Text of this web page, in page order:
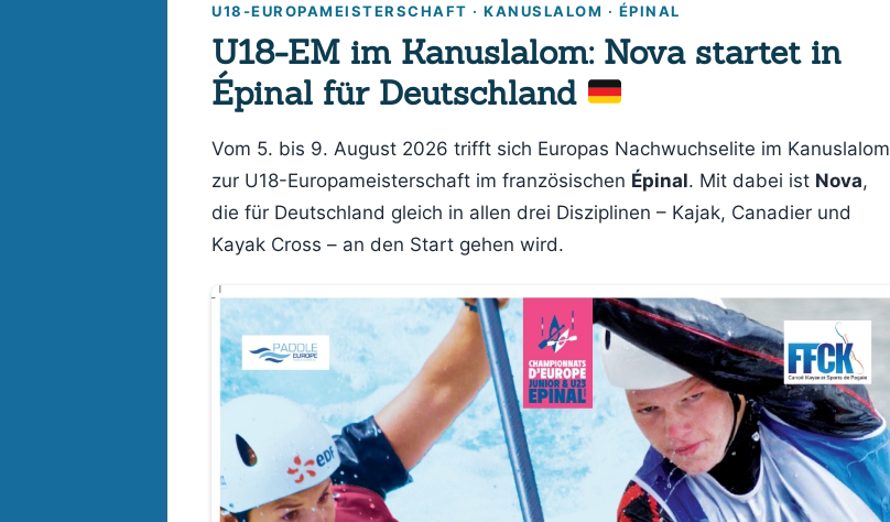
– REACT
Impressum
Trainingszeiten
Termine
U18-EUROPAMEISTERSCHAFT · KANUSLALOM · ÉPINAL
U18-EM im Kanuslalom: Nova startet in
Épinal für Deutschland
Vom 5. bis 9. August 2026 trifft sich Europas Nachwuchselite im Kanuslalom
zur U18-Europameisterschaft im französischen Épinal. Mit dabei ist Nova,
die für Deutschland gleich in allen drei Disziplinen – Kajak, Canadier und
Kayak Cross – an den Start gehen wird.